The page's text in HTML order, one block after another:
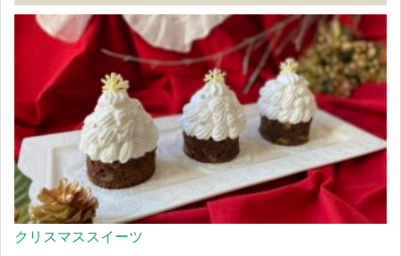
クリスマススイーツ